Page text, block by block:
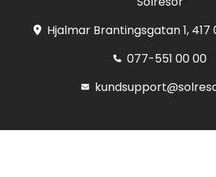
Hjalmar Brantingsgatan 1,
077-551 00 00